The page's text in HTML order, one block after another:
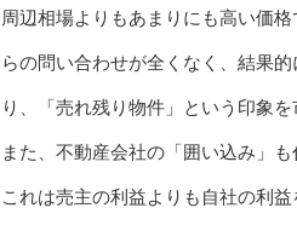
周辺相場よりもあまりにも高い価
らの問い合わせが全くなく、結果
り、「売れ残り物件」という印象を
また、不動産会社の「囲い込み」も
これは売主の利益よりも自社の利